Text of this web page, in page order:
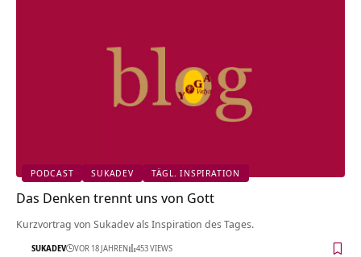
PODCAST SUKADEV TÄGL. INSPIRATION
Das Denken trennt uns von Gott
Kurzvortrag von Sukadev als Inspiration des Tages.
SUKADEV VOR 18 JAHREN 453 VIEWS